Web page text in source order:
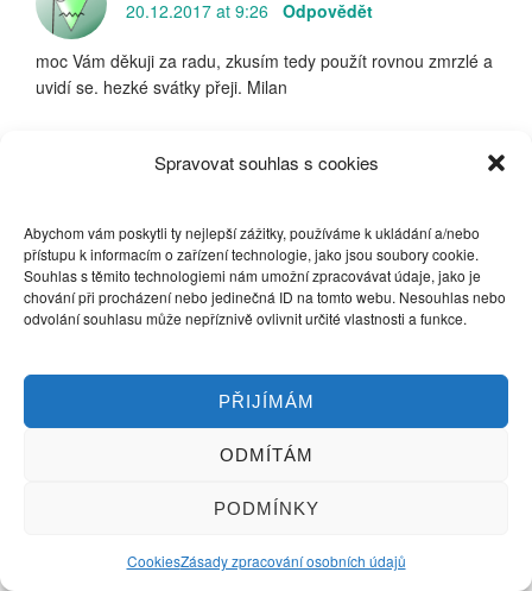
Spravovat souhlas s cookies
Abychom vám poskytli ty nejlepší zážitky, používáme k ukládání a/nebo
přístupu k informacím o zařízení technologie, jako jsou soubory cookie.
Souhlas s těmito technologiemi nám umožní zpracovávat údaje, jako je
chování při procházení nebo jedinečná ID na tomto webu. Nesouhlas nebo
odvolání souhlasu může nepříznivě ovlivnit určité vlastnosti a funkce.
PŘIJÍMÁM
ODMÍTÁM
PODMÍNKY
CookiesZásady zpracování osobních údajů
20.12.2017 at 9:26 Odpovědět
moc Vám děkuji za radu, zkusím tedy použít rovnou zmrzlé a
uvidí se. hezké svátky přeji. Milan
Milan
Zdravím,
tak dle Vaší rady jsem zmrzlý jogurt použil rovnou do mléka a
jogurty se daří parádně , jen musím podstatně prodloužit
zrání což není problém.
od farmáře. Část mléka máme na pití a to zpracovávám
pokaždé stejně – zahřeji na 80 stupňů, zchladím a dám do
lednice.
I když to pořád dělám stejně, někdy se stane, že mléko tak
Není zkažené, ale ten zápach je nepříjemný. Přitom někdy je
Nevíte čím by to mohlo být ? je chyba v mléce nebo postupu.